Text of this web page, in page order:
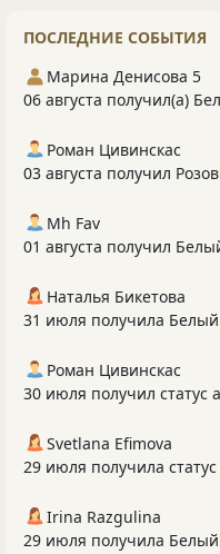
ПОСЛЕДНИЕ СОБЫТИЯ
Марина Денисова 5
06 августа получил(а)
Роман Цивинскас
03 августа получил
Mh Fav
01 августа получил
Наталья Бикетова
31 июля получила
Роман Цивинскас
30 июля получил статус
Svetlana Efimova
29 июля получила статус
Irina Razgulina
29 июля получила